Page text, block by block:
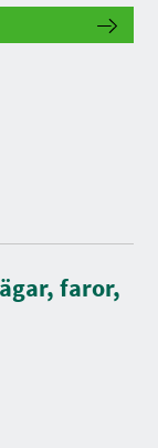
faror,